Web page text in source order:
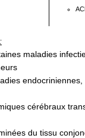
maladies
cérébraux
du tissu